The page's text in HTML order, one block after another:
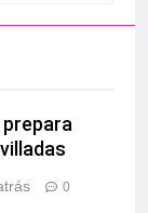
prepara
0